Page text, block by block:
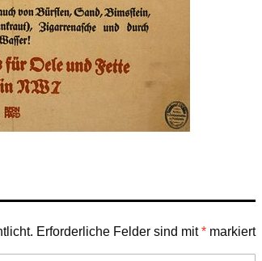
Erforderliche Felder sind mit* markiert